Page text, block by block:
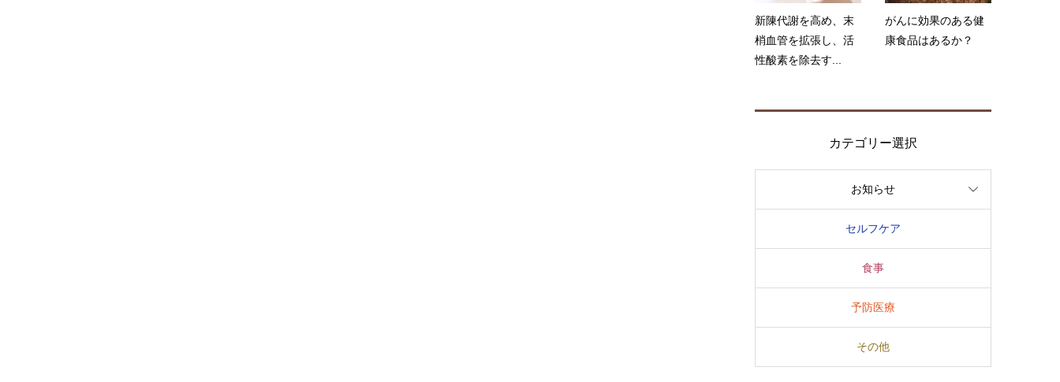
新陳代謝を高め、末
梢血管を拡張し、活
性酸素を除去す...
がんに効果のある健
康食品はあるか？
カテゴリー選択
お知らせ
セルフケア
食事
予防医療
その他